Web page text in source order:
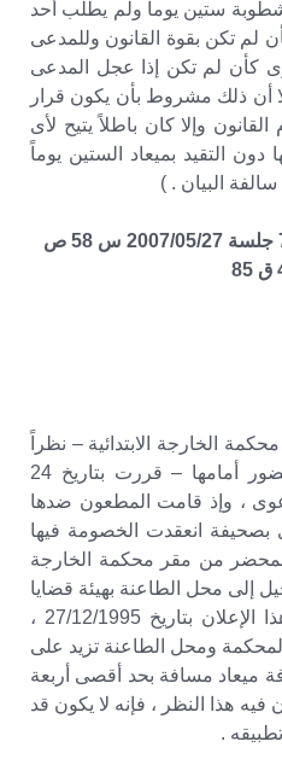
ستين يوماً ولم يطلب أحد
لم تكن بقوة القانون وللمدعى
كأن لم تكن إذا عجل المدعى
أن ذلك مشروط بأن يكون قرار
وإلا كان باطلاً يتيح لأى
التقيد بميعاد الستين يوماً
الطعن رقم 10277 لسنة 75 جلسة 2007/05/27 س 58 ص
الخارجة الابتدائية – نظراً
لتخلف طرفى الخصومة للحضور أمامها – قررت بتاريخ 24
شطب الدعوى ، وإذ قامت المطعون ضدها
بصحيفة انعقدت الخصومة فيها
المحضر من مقر محكمة الخارجة
إلى محل الطاعنة بهيئة قضايا
الدولة بمدينة أسيوط وتنفذ هذا الإعلان بتاريخ 27/12/1995 ،
ومحل الطاعنة تزيد على
ميعاد مسافة بحد أقصى أربعة
فيه هذا النظر ، فإنه لا يكون قد
.